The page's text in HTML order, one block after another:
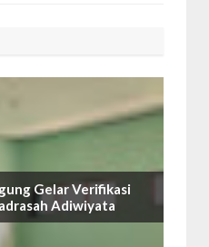
Gelar Verifikasi
Adiwiyata